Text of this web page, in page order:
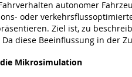
autonomer
oder
Ziel ist, zu
diese Beeinflussung in der
Mikrosimulation